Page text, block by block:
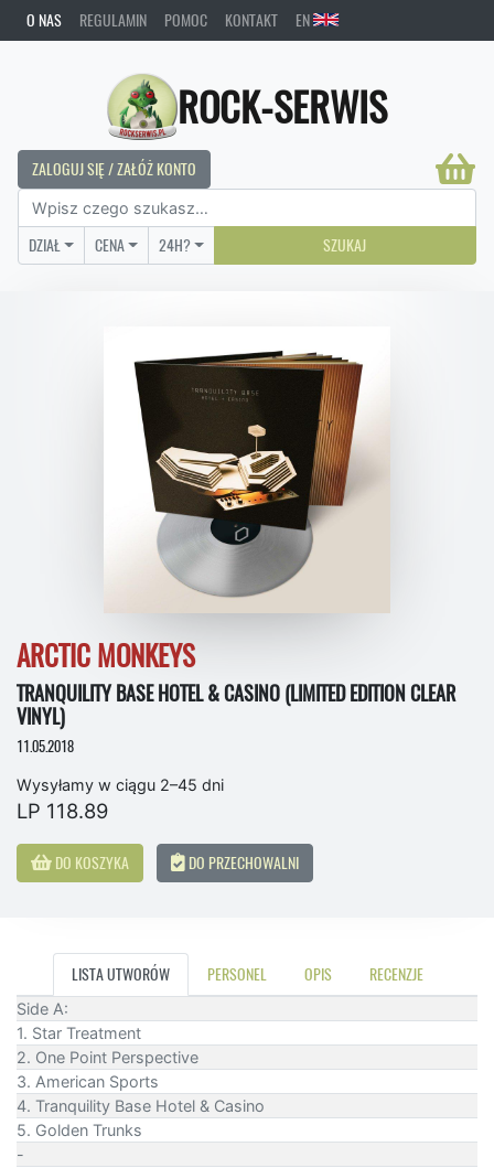
O NAS REGULAMIN POMOC KONTAKT EN
ROCK-SERWIS
ZALOGUJ SIĘ / ZAŁÓŻ KONTO
DZIAŁ CENA 24H? SZUKAJ
ARCTIC MONKEYS
TRANQUILITY BASE HOTEL & CASINO (LIMITED EDITION CLEAR
VINYL)
11.05.2018
Wysyłamy w ciągu 2–45 dni
LP 118.89
DO KOSZYKA DO PRZECHOWALNI
LISTA UTWORÓW PERSONEL OPIS RECENZJE
Side A:
1. Star Treatment
2. One Point Perspective
3. American Sports
4. Tranquility Base Hotel & Casino
5. Golden Trunks
-